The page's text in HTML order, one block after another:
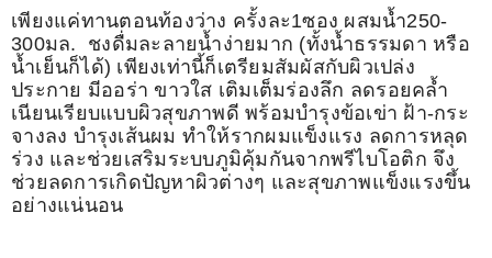
เพียงแค่ทานตอนท้องว่าง ครั้งละ1ซอง ผสมน้ำ250-
300มล. ชงดื่มละลายน้ำง่ายมาก (ทั้งน้ำธรรมดา หรือ
น้ำเย็นก็ได้) เพียงเท่านี้ก็เตรียมสัมผัสกับผิวเปล่ง
ประกาย มีออร่า ขาวใส เติมเต็มร่องลึก ลดรอยคล้ำ
เนียนเรียบแบบผิวสุขภาพดี พร้อมบำรุงข้อเข่า ฝ้า-กระ
จางลง บำรุงเส้นผม ทำให้รากผมแข็งแรง ลดการหลุด
ร่วง และช่วยเสริมระบบภูมิคุ้มกันจากพรีไบโอติก จึง
ช่วยลดการเกิดปัญหาผิวต่างๆ และสุขภาพแข็งแรงขึ้น
อย่างแน่นอน